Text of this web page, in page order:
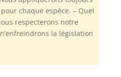
chaque espèce. – Quel
respecterons notre
la législation